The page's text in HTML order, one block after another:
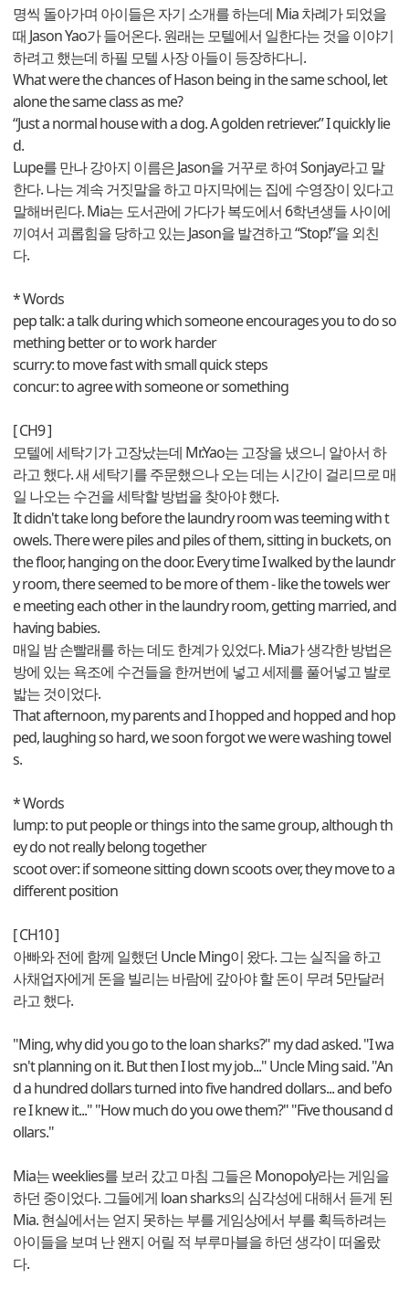
명씩 돌아가며 아이들은 자기 소개를 하는데 Mia 차례가 되었을
때 Jason Yao가 들어온다. 원래는 모텔에서 일한다는 것을 이야기
하려고 했는데 하필 모텔 사장 아들이 등장하다니.
What were the chances of Hason being in the same school, let
alone the same class as me?
“Just a normal house with a dog. A golden retriever.” I quickly lie
d.
Lupe를 만나 강아지 이름은 Jason을 거꾸로 하여 Sonjay라고 말
한다. 나는 계속 거짓말을 하고 마지막에는 집에 수영장이 있다고
말해버린다. Mia는 도서관에 가다가 복도에서 6학년생들 사이에
끼여서 괴롭힘을 당하고 있는 Jason을 발견하고 “Stop!”을 외친
다.
* Words
pep talk: a talk during which someone encourages you to do so
mething better or to work harder
scurry: to move fast with small quick steps
concur: to agree with someone or something
[ CH9 ]
모텔에 세탁기가 고장났는데 Mr.Yao는 고장을 냈으니 알아서 하
라고 했다. 새 세탁기를 주문했으나 오는 데는 시간이 걸리므로 매
일 나오는 수건을 세탁할 방법을 찾아야 했다.
It didn't take long before the laundry room was teeming with t
owels. There were piles and piles of them, sitting in buckets, on
the floor, hanging on the door. Every time I walked by the laundr
y room, there seemed to be more of them - like the towels wer
e meeting each other in the laundry room, getting married, and
having babies.
매일 밤 손빨래를 하는 데도 한계가 있었다. Mia가 생각한 방법은
방에 있는 욕조에 수건들을 한꺼번에 넣고 세제를 풀어넣고 발로
밟는 것이었다.
That afternoon, my parents and I hopped and hopped and hop
ped, laughing so hard, we soon forgot we were washing towel
s.
* Words
lump: to put people or things into the same group, although th
ey do not really belong together
scoot over: if someone sitting down scoots over, they move to a
different position
[ CH10 ]
아빠와 전에 함께 일했던 Uncle Ming이 왔다. 그는 실직을 하고
사채업자에게 돈을 빌리는 바람에 갚아야 할 돈이 무려 5만달러
라고 했다.
"Ming, why did you go to the loan sharks?" my dad asked. "I wa
sn't planning on it. But then I lost my job..." Uncle Ming said. "An
d a hundred dollars turned into five handred dollars... and befo
re I knew it..." "How much do you owe them?" "Five thousand d
ollars."
Mia는 weeklies를 보러 갔고 마침 그들은 Monopoly라는 게임을
하던 중이었다. 그들에게 loan sharks의 심각성에 대해서 듣게 된
Mia. 현실에서는 얻지 못하는 부를 게임상에서 부를 획득하려는
아이들을 보며 난 왠지 어릴 적 부루마블을 하던 생각이 떠올랐
다.